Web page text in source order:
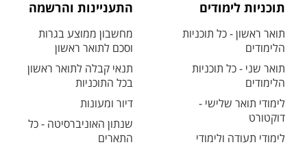
תוכניות לימודים
תואר ראשון - כל תוכניות
הלימודים
תואר שני - כל תוכניות
הלימודים
לימודי תואר שלישי -
דוקטורט
לימודי תעודה ולימודי
התעניינות והרשמה
מחשבון ממוצע בגרות
וסכם לתואר ראשון
תנאי קבלה לתואר ראשון
בכל התוכניות
דיור ומעונות
שנתון האוניברסיטה - כל
התארים